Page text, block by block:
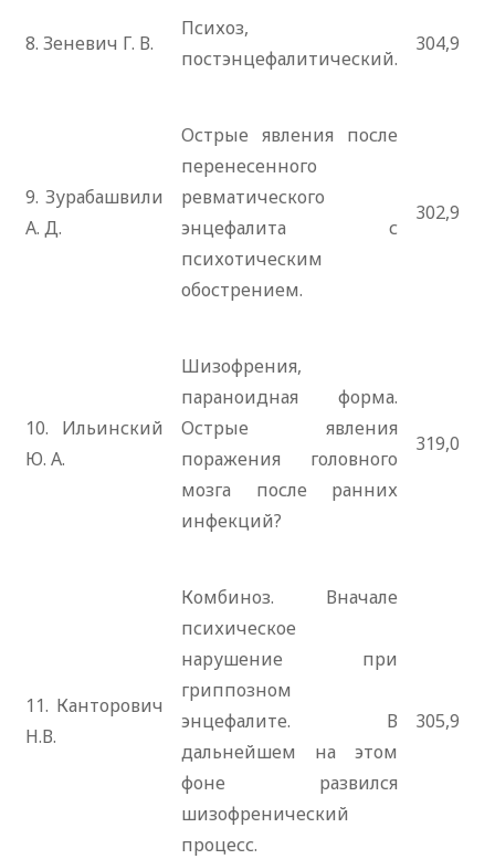
8. Зеневич Г. В.
Психоз,
постэнцефалитический.
304,9
9. Зурабашвили
А. Д.
Острые явления после
перенесенного
ревматического
энцефалита с
психотическим
обострением.
302,9
10. Ильинский
Ю. А.
Шизофрения,
параноидная форма.
Острые явления
поражения головного
мозга после ранних
инфекций?
319,0
11. Канторович
Н.В.
Комбиноз. Вначале
психическое
нарушение при
гриппозном
энцефалите. В
дальнейшем на этом
фоне развился
шизофренический
процесс.
305,9